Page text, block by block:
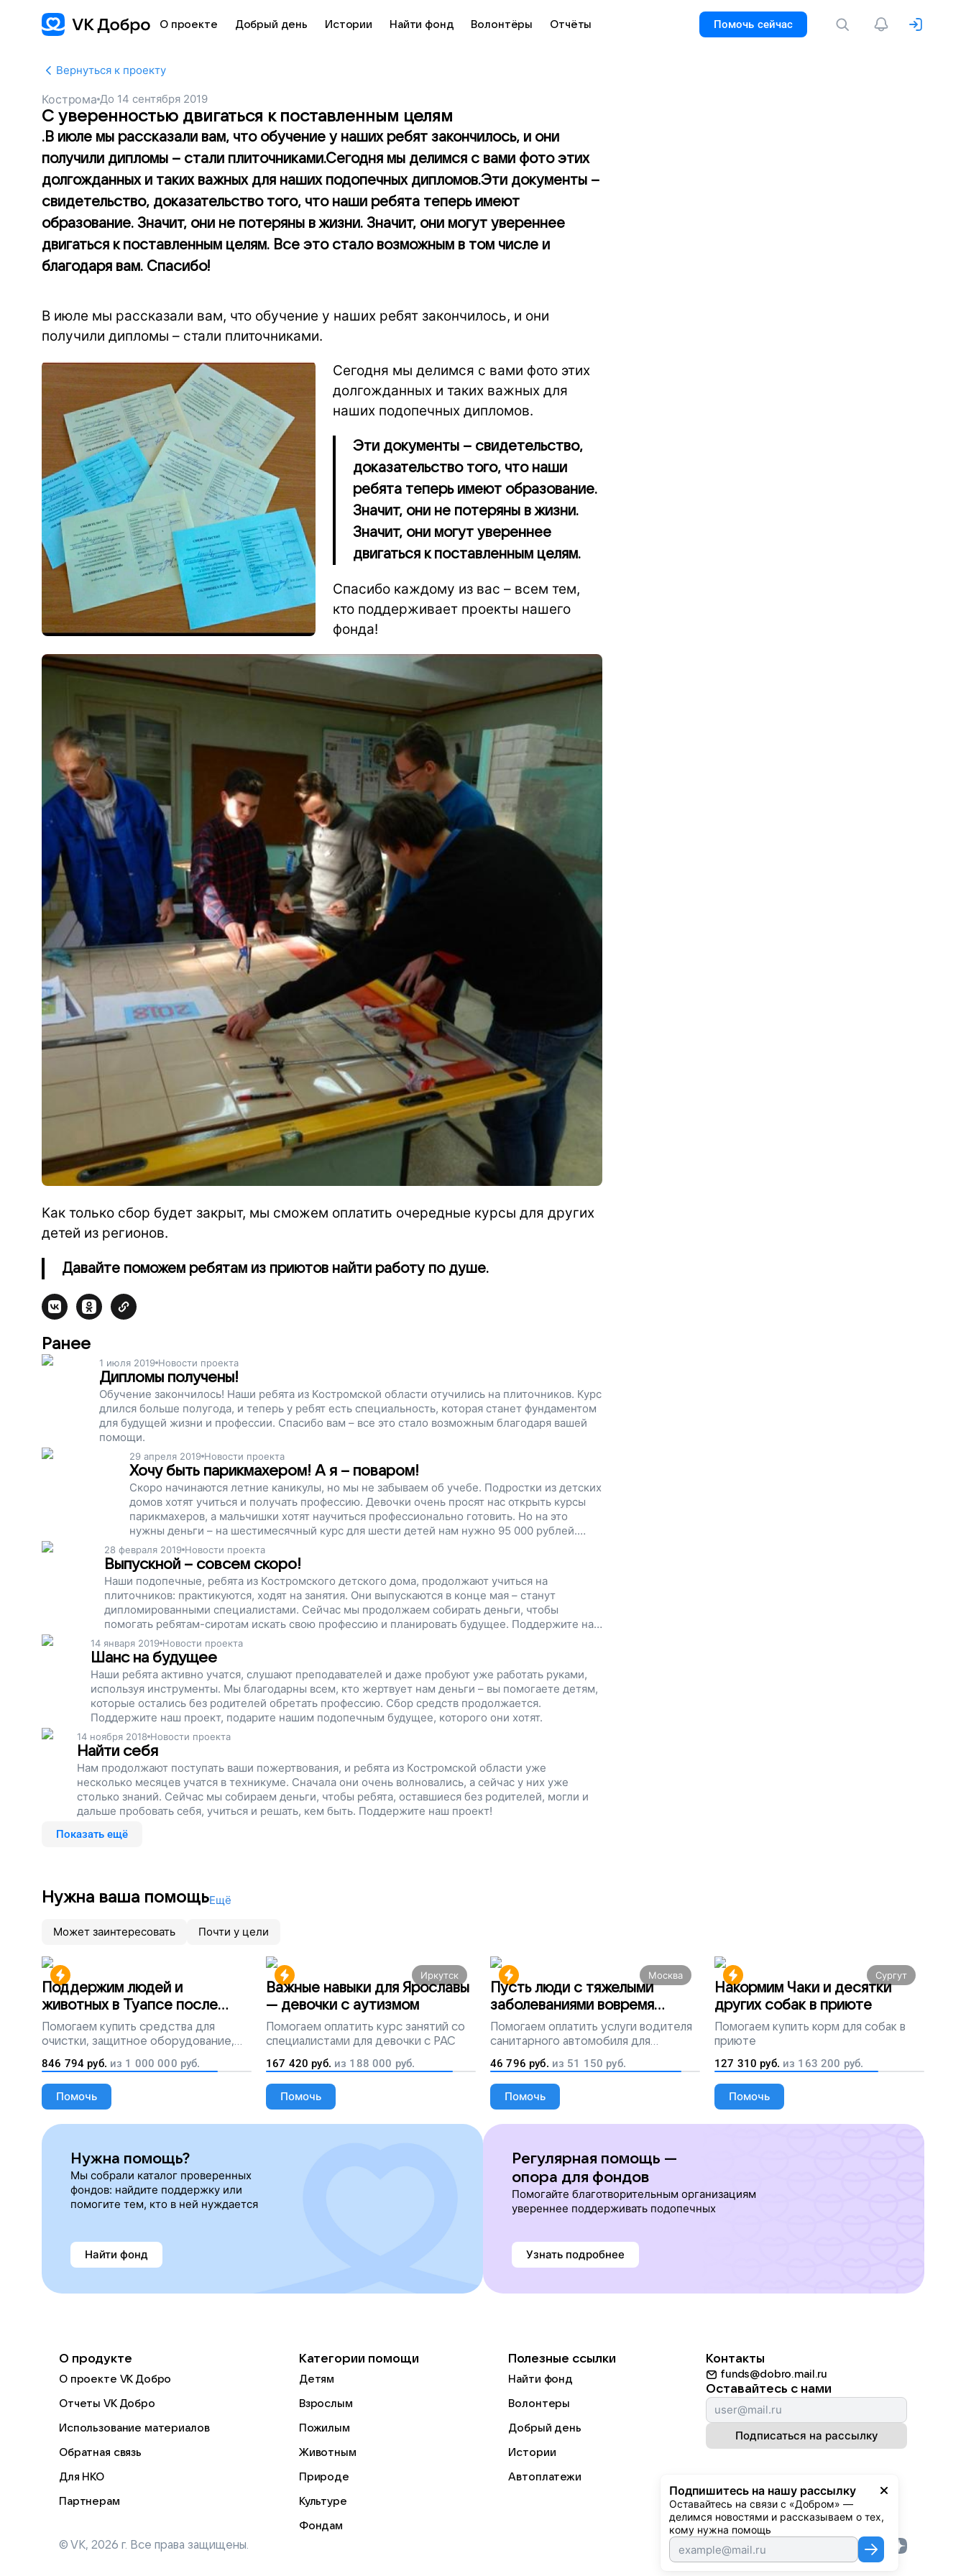
О проекте Добрый день Истории Найти фонд Волонтёры Отчёты Помочь сейчас
Вернуться к проекту
Кострома До 14 сентября 2019
С уверенностью двигаться к поставленным целям
.В июле мы рассказали вам, что обучение у наших ребят закончилось, и они
получили дипломы – стали плиточниками.Сегодня мы делимся с вами фото этих
долгожданных и таких важных для наших подопечных дипломов.Эти документы –
свидетельство, доказательство того, что наши ребята теперь имеют
образование. Значит, они не потеряны в жизни. Значит, они могут увереннее
двигаться к поставленным целям. Все это стало возможным в том числе и
благодаря вам. Спасибо!
В июле мы рассказали вам, что обучение у наших ребят закончилось, и они
получили дипломы – стали плиточниками.
Сегодня мы делимся с вами фото этих
долгожданных и таких важных для
наших подопечных дипломов.
Эти документы – свидетельство,
доказательство того, что наши
ребята теперь имеют образование.
Значит, они не потеряны в жизни.
Значит, они могут увереннее
двигаться к поставленным целям.
Спасибо каждому из вас – всем тем,
кто поддерживает проекты нашего
фонда!
Как только сбор будет закрыт, мы сможем оплатить очередные курсы для других
детей из регионов.
Давайте поможем ребятам из приютов найти работу по душе.
Ранее
1 июля 2019 Новости проекта
Дипломы получены!
Обучение закончилось! Наши ребята из Костромской области отучились на плиточников. Курс
длился больше полугода, и теперь у ребят есть специальность, которая станет фундаментом
для будущей жизни и профессии. Спасибо вам – все это стало возможным благодаря вашей
помощи.
29 апреля 2019 Новости проекта
Хочу быть парикмахером! А я – поваром!
Скоро начинаются летние каникулы, но мы не забываем об учебе. Подростки из детских
домов хотят учиться и получать профессию. Девочки очень просят нас открыть курсы
парикмахеров, а мальчишки хотят научиться профессионально готовить. Но на это
нужны деньги – на шестимесячный курс для шести детей нам нужно 95 000 рублей.
Помогите детям, которые остались без родителей, обрести себя и подготовиться ко
взрослой жизни, поддержите наш проект!
28 февраля 2019 Новости проекта
Выпускной – совсем скоро!
Наши подопечные, ребята из Костромского детского дома, продолжают учиться на
плиточников: практикуются, ходят на занятия. Они выпускаются в конце мая – станут
дипломированными специалистами. Сейчас мы продолжаем собирать деньги, чтобы
помогать ребятам-сиротам искать свою профессию и планировать будущее. Поддержите наш
проект.
14 января 2019 Новости проекта
Шанс на будущее
Наши ребята активно учатся, слушают преподавателей и даже пробуют уже работать руками,
используя инструменты. Мы благодарны всем, кто жертвует нам деньги – вы помогаете детям,
которые остались без родителей обретать профессию. Сбор средств продолжается.
Поддержите наш проект, подарите нашим подопечным будущее, которого они хотят.
14 ноября 2018 Новости проекта
Найти себя
Нам продолжают поступать ваши пожертвования, и ребята из Костромской области уже
несколько месяцев учатся в техникуме. Сначала они очень волновались, а сейчас у них уже
столько знаний. Сейчас мы собираем деньги, чтобы ребята, оставшиеся без родителей, могли и
дальше пробовать себя, учиться и решать, кем быть. Поддержите наш проект!
Показать ещё
Нужна ваша помощьЕщё
Может заинтересовать Почти у цели
Поддержим людей и
животных в Туапсе после
разлива мазута
Помогаем купить средства для
очистки, защитное оборудование,
лекарства, корм и предметы первой
необходимости
846 794 руб. из 1 000 000 руб.
Помочь
Иркутск
Важные навыки для Ярославы
— девочки с аутизмом
Помогаем оплатить курс занятий со
специалистами для девочки с РАС
167 420 руб. из 188 000 руб.
Помочь
Москва
Пусть люди с тяжелыми
заболеваниями вовремя
попадут на лечение
Помогаем оплатить услуги водителя
санитарного автомобиля для
перевозки тяжелобольных людей
46 796 руб. из 51 150 руб.
Помочь
Сургут
Накормим Чаки и десятки
других собак в приюте
Помогаем купить корм для собак в
приюте
127 310 руб. из 163 200 руб.
Помочь
Нужна помощь?
Мы собрали каталог проверенных
фондов: найдите поддержку или
помогите тем, кто в ней нуждается
Найти фонд
Регулярная помощь —
опора для фондов
Помогайте благотворительным организациям
увереннее поддерживать подопечных
Узнать подробнее
Подпишитесь на нашу рассылку
Оставайтесь на связи с «Добром» —
делимся новостями и рассказываем о тех,
кому нужна помощь
О продукте
О проекте VK Добро
Отчеты VK Добро
Использование материалов
Обратная связь
Для НКО
Партнерам
Категории помощи
Детям
Взрослым
Пожилым
Животным
Природе
Культуре
Фондам
Полезные ссылки
Найти фонд
Волонтеры
Добрый день
Истории
Автоплатежи
Контакты
funds@dobro.mail.ru
Оставайтесь с нами
Подписаться на рассылку
© VK, 2026 г. Все права защищены.